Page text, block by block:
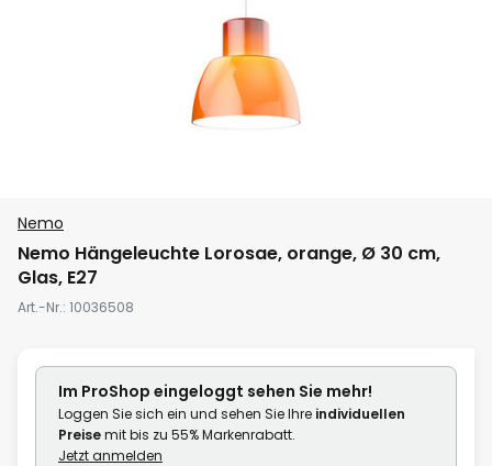
Anfang
der
Bildgalerie
springen
Nemo
Nemo Hängeleuchte Lorosae, orange, Ø 30 cm,
Glas, E27
Art.-Nr. 10036508
Im ProShop eingeloggt sehen Sie mehr!
Loggen Sie sich ein und sehen Sie Ihre individuellen
Preisemit bis zu 55% Markenrabatt.
Jetzt anmelden